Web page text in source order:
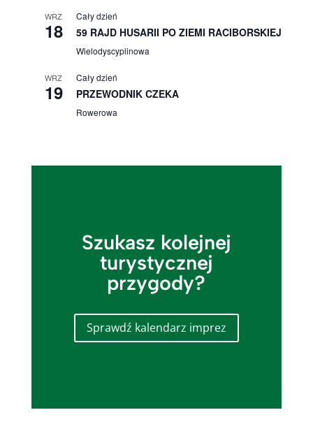
WRZ
18
Cały dzień
59 RAJD HUSARII PO ZIEMI RACIBORSKIEJ
Wielodyscyplinowa
WRZ
19
Cały dzień
PRZEWODNIK CZEKA
Rowerowa
Szukasz kolejnej
turystycznej
przygody?
Sprawdź kalendarz imprez